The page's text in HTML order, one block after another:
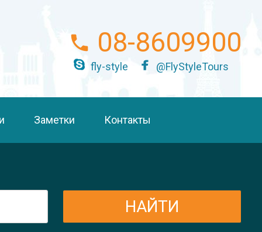
08-8609900
fly-style @FlyStyleTours
Заметки Контакты